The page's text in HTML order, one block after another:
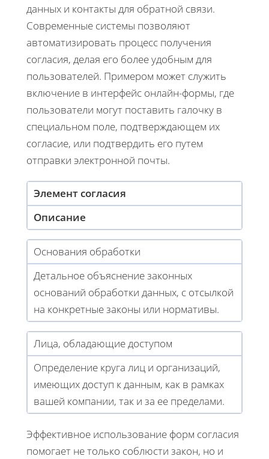
данных и контакты для обратной связи.
Современные системы позволяют
автоматизировать процесс получения
согласия, делая его более удобным для
пользователей. Примером может служить
включение в интерфейс онлайн-формы, где
пользователи могут поставить галочку в
специальном поле, подтверждающем их
согласие, или подтвердить его путем
отправки электронной почты.
Элемент согласия
Описание
Основания обработки
Детальное объяснение законных
оснований обработки данных, с отсылкой
на конкретные законы или нормативы.
Лица, обладающие доступом
Определение круга лиц и организаций,
имеющих доступ к данным, как в рамках
вашей компании, так и за ее пределами.
Эффективное использование форм согласия
помогает не только соблюсти закон, но и